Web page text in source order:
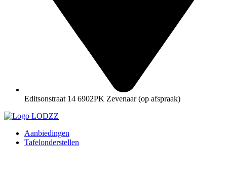
Editsonstraat 14 6902PK Zevenaar (op afspraak)
Aanbiedingen
Tafelonderstellen